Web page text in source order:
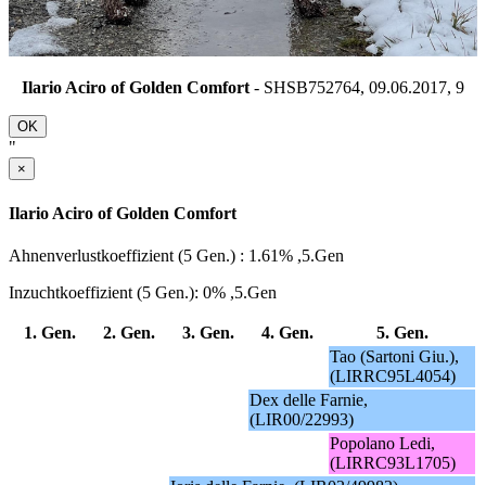
Ilario Aciro of Golden Comfort - SHSB752764, 09.06.2017, 9
OK
"
×
Ilario Aciro of Golden Comfort
Ahnenverlustkoeffizient (5 Gen.) : 1.61% ,5.Gen
Inzuchtkoeffizient (5 Gen.): 0% ,5.Gen
1. Gen. 2. Gen. 3. Gen. 4. Gen.
5. Gen.
Tao (Sartoni Giu.),
(LIRRC95L4054)
Dex delle Farnie,
(LIR00/22993)
Popolano Ledi,
(LIRRC93L1705)